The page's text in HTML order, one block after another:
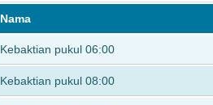
Nama
Kebaktian pukul 06:00
Kebaktian pukul 08:00